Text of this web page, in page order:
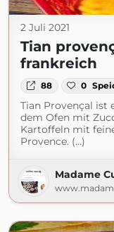
2 Juli 2021
Tian
frankreich
88 0
Tian Provençal ist
dem Ofen mit
Kartoffeln mit
Provence. (...)
Madame